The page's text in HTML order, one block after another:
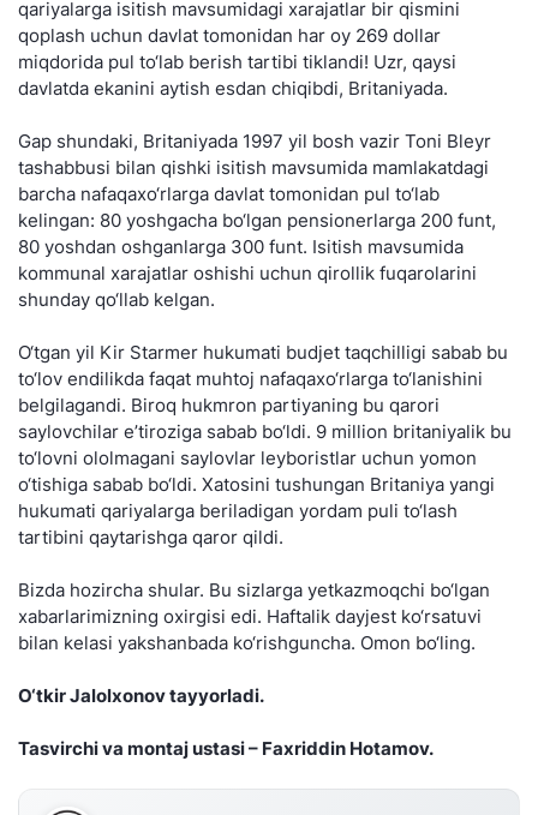
qariyalarga isitish mavsumidagi xarajatlar bir qismini
qoplash uchun davlat tomonidan har oy 269 dollar
miqdorida pul to‘lab berish tartibi tiklandi! Uzr, qaysi
davlatda ekanini aytish esdan chiqibdi, Britaniyada.
Gap shundaki, Britaniyada 1997 yil bosh vazir Toni Bleyr
tashabbusi bilan qishki isitish mavsumida mamlakatdagi
barcha nafaqaxo‘rlarga davlat tomonidan pul to‘lab
kelingan: 80 yoshgacha bo‘lgan pensionerlarga 200 funt,
80 yoshdan oshganlarga 300 funt. Isitish mavsumida
kommunal xarajatlar oshishi uchun qirollik fuqarolarini
shunday qo‘llab kelgan.
O‘tgan yil Kir Starmer hukumati budjet taqchilligi sabab bu
to‘lov endilikda faqat muhtoj nafaqaxo‘rlarga to‘lanishini
belgilagandi. Biroq hukmron partiyaning bu qarori
saylovchilar e’tiroziga sabab bo‘ldi. 9 million britaniyalik bu
to‘lovni ololmagani saylovlar leyboristlar uchun yomon
o‘tishiga sabab bo‘ldi. Xatosini tushungan Britaniya yangi
hukumati qariyalarga beriladigan yordam puli to‘lash
tartibini qaytarishga qaror qildi.
Bizda hozircha shular. Bu sizlarga yetkazmoqchi bo‘lgan
xabarlarimizning oxirgisi edi. Haftalik dayjest ko‘rsatuvi
bilan kelasi yakshanbada ko‘rishguncha. Omon bo‘ling.
O‘tkir Jalolxonov tayyorladi.
Tasvirchi va montaj ustasi – Faxriddin Hotamov.